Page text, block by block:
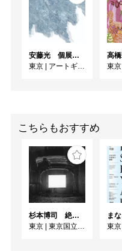
安藤光 個展『ドローイング細密画展2026』
東京
アートギャラリー絵の具箱
東京
こちらもおすすめ
杉本博司 絶滅写真
東京
東京国立近代美術館
東京